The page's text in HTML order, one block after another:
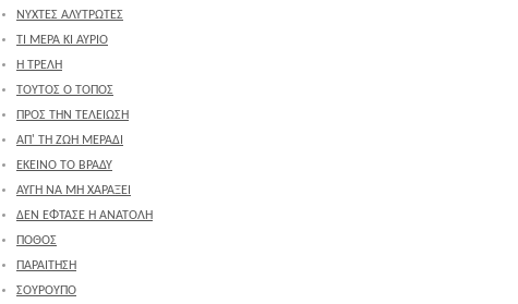
ΝΥΧΤΕΣ ΑΛΥΤΡΩΤΕΣ
ΤΙ ΜΕΡΑ ΚΙ ΑΥΡΙΟ
Η ΤΡΕΛΗ
ΤΟΥΤΟΣ Ο ΤΟΠΟΣ
ΠΡΟΣ ΤΗΝ ΤΕΛΕΙΩΣΗ
ΑΠ' ΤΗ ΖΩΗ ΜΕΡΑΔΙ
ΕΚΕΙΝΟ ΤΟ ΒΡΑΔΥ
ΑΥΓΗ ΝΑ ΜΗ ΧΑΡΑΞΕΙ
ΔΕΝ ΕΦΤΑΣΕ Η ΑΝΑΤΟΛΗ
ΠΟΘΟΣ
ΠΑΡΑΙΤΗΣΗ
ΣΟΥΡΟΥΠΟ